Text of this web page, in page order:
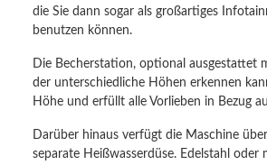
die Sie dann sogar als großartiges
benutzen können.
Die Becherstation, optional ausgestattet
der unterschiedliche Höhen erkennen
Höhe und erfüllt alle Vorlieben in Bezug
Darüber hinaus verfügt die Maschine
separate Heißwasserdüse. Edelstahl oder